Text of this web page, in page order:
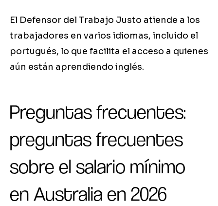
El Defensor del Trabajo Justo atiende a los
trabajadores en varios idiomas, incluido el
portugués, lo que facilita el acceso a quienes
aún están aprendiendo inglés.
Preguntas frecuentes:
preguntas frecuentes
sobre el salario mínimo
en Australia en 2026